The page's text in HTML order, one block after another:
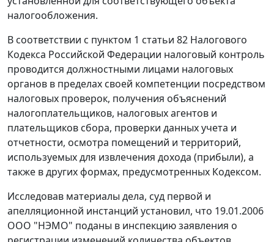
налогообложения.
В соответствии с пунктом 1 статьи 82 Налогового
Кодекса Российской Федерации налоговый контроль
проводится должностными лицами налоговых
органов в пределах своей компетенции посредством
налоговых проверок, получения объяснений
налогоплательщиков, налоговых агентов и
плательщиков сбора, проверки данных учета и
отчетности, осмотра помещений и территорий,
используемых для извлечения дохода (прибыли), а
также в других формах, предусмотренных Кодексом.
Исследовав материалы дела, суд первой и
апелляционной инстанций установил, что 19.01.2006
ООО "НЭМО" поданы в инспекцию заявления о